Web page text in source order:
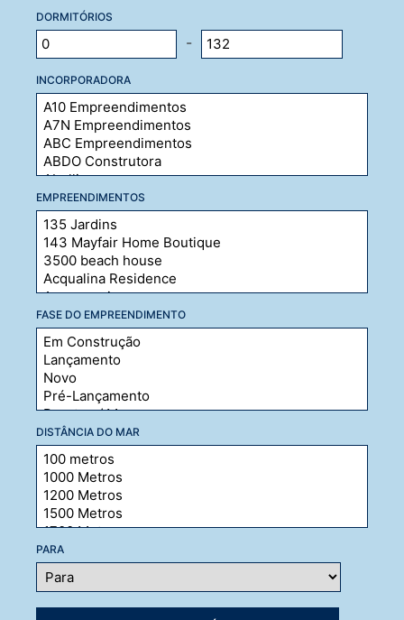
DORMITÓRIOS
-
INCORPORADORA
EMPREENDIMENTOS
FASE DO EMPREENDIMENTO
DISTÂNCIA DO MAR
PARA